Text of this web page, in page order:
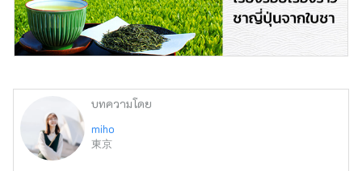
บทความโดย
miho
東京